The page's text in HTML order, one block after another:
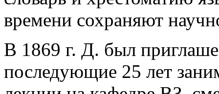
времени сохраняют
В 1869 г. Д. был
последующие 25 лет